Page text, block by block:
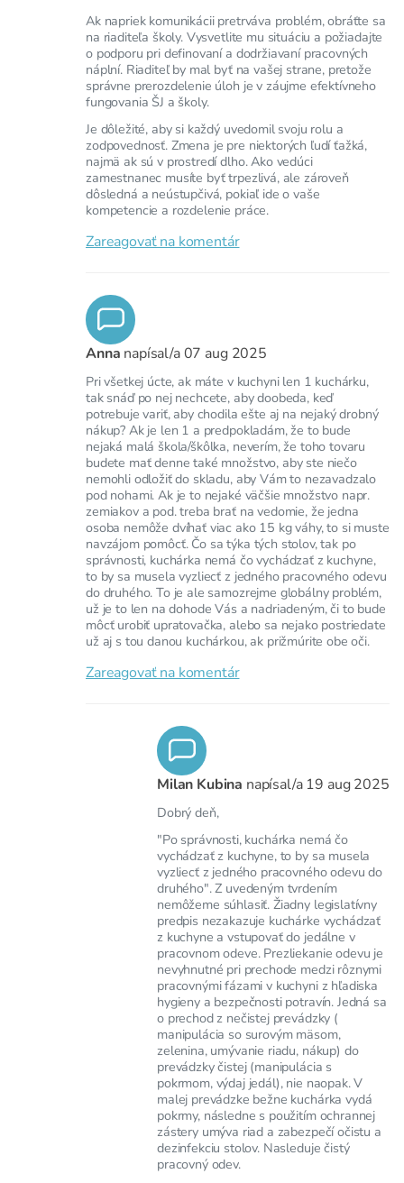
Ak napriek komunikácii pretrváva problém, obráťte sa
na riaditeľa školy. Vysvetlite mu situáciu a požiadajte
o podporu pri definovaní a dodržiavaní pracovných
náplní. Riaditeľ by mal byť na vašej strane, pretože
správne prerozdelenie úloh je v záujme efektívneho
fungovania ŠJ a školy.
Je dôležité, aby si každý uvedomil svoju rolu a
zodpovednosť. Zmena je pre niektorých ľudí ťažká,
najmä ak sú v prostredí dlho. Ako vedúci
zamestnanec musíte byť trpezlivá, ale zároveň
dôsledná a neústupčivá, pokiaľ ide o vaše
kompetencie a rozdelenie práce.
Zareagovať na komentár
Anna napísal/a07 aug 2025
Pri všetkej úcte, ak máte v kuchyni len 1 kuchárku,
tak snáď po nej nechcete, aby doobeda, keď
potrebuje variť, aby chodila ešte aj na nejaký drobný
nákup? Ak je len 1 a predpokladám, že to bude
nejaká malá škola/škôlka, neverím, že toho tovaru
budete mať denne také množstvo, aby ste niečo
nemohli odložiť do skladu, aby Vám to nezavadzalo
pod nohami. Ak je to nejaké väčšie množstvo napr.
zemiakov a pod. treba brať na vedomie, že jedna
osoba nemôže dvíhať viac ako 15 kg váhy, to si muste
navzájom pomôcť. Čo sa týka tých stolov, tak po
správnosti, kuchárka nemá čo vychádzať z kuchyne,
to by sa musela vyzliecť z jedného pracovného odevu
do druhého. To je ale samozrejme globálny problém,
už je to len na dohode Vás a nadriadeným, či to bude
môcť urobiť upratovačka, alebo sa nejako postriedate
už aj s tou danou kuchárkou, ak prižmúrite obe oči.
Zareagovať na komentár
Milan Kubina napísal/a 19 aug 2025
Dobrý deň,
"Po správnosti, kuchárka nemá čo
vychádzať z kuchyne, to by sa musela
vyzliecť z jedného pracovného odevu do
druhého". Z uvedeným tvrdením
nemôžeme súhlasiť. Žiadny legislatívny
predpis nezakazuje kuchárke vychádzať
z kuchyne a vstupovať do jedálne v
pracovnom odeve. Prezliekanie odevu je
nevyhnutné pri prechode medzi rôznymi
pracovnými fázami v kuchyni z hľadiska
hygieny a bezpečnosti potravín. Jedná sa
o prechod z nečistej prevádzky (
manipulácia so surovým mäsom,
zelenina, umývanie riadu, nákup) do
prevádzky čistej (manipulácia s
pokrmom, výdaj jedál), nie naopak. V
malej prevádzke bežne kuchárka vydá
pokrmy, následne s použitím ochrannej
zástery umýva riad a zabezpečí očistu a
dezinfekciu stolov. Nasleduje čistý
pracovný odev.